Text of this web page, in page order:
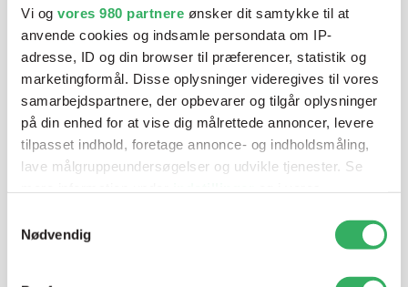
Vi og vores 980 partnere ønsker dit samtykke til at
anvende cookies og indsamle persondata om IP-
adresse, ID og din browser til præferencer, statistik og
marketingformål. Disse oplysninger videregives til vores
samarbejdspartnere, der opbevarer og tilgår oplysninger
på din enhed for at vise dig målrettede annoncer, levere
tilpasset indhold, foretage annonce- og indholdsmåling,
lave målgruppeundersøgelser og udvikle tjenester. Se
tilbage eller ændre indstillinger fra vores
"Cookiedeklaration", eller ved at trykke på "Privacy
Nødvendig
autolakering. Lige meget om du skal bruge en enkelt farve,
en sprøjtepistol eller om du har behov for en
blandeanlægsløsning, kan vi hjælpe dig.
Mandag - Torsdag 07:00-15:30